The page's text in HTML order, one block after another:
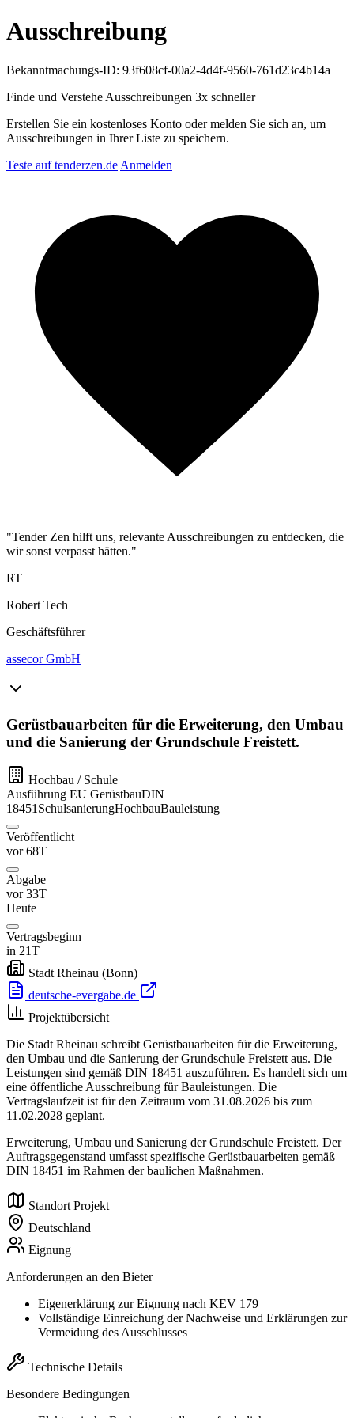
Ausschreibung
Bekanntmachungs-ID: 93f608cf-00a2-4d4f-9560-761d23c4b14a
Finde und Verstehe Ausschreibungen 3x schneller
Erstellen Sie ein kostenloses Konto oder melden Sie sich an, um
Ausschreibungen in Ihrer Liste zu speichern.
Teste auf tenderzen.de Anmelden
"Tender Zen hilft uns, relevante Ausschreibungen zu entdecken, die
wir sonst verpasst hätten."
RT
Robert Tech
Geschäftsführer
assecor GmbH
Gerüstbauarbeiten für die Erweiterung, den Umbau
und die Sanierung der Grundschule Freistett.
Hochbau / Schule
Ausführung EU GerüstbauDIN
18451 SchulsanierungHochbauBauleistung
Veröffentlicht
vor 68T
Abgabe
vor 33T
Heute
Vertragsbeginn
in 21T
Stadt Rheinau (Bonn)
deutsche-evergabe.de
Projektübersicht
Die Stadt Rheinau schreibt Gerüstbauarbeiten für die Erweiterung,
den Umbau und die Sanierung der Grundschule Freistett aus. Die
Leistungen sind gemäß DIN 18451 auszuführen. Es handelt sich um
eine öffentliche Ausschreibung für Bauleistungen. Die
Vertragslaufzeit ist für den Zeitraum vom 31.08.2026 bis zum
11.02.2028 geplant.
Erweiterung, Umbau und Sanierung der Grundschule Freistett. Der
Auftragsgegenstand umfasst spezifische Gerüstbauarbeiten gemäß
DIN 18451 im Rahmen der baulichen Maßnahmen.
Standort Projekt
Deutschland
Eignung
Anforderungen an den Bieter
Eigenerklärung zur Eignung nach KEV 179
Vollständige Einreichung der Nachweise und Erklärungen zur
Vermeidung des Ausschlusses
Technische Details
Besondere Bedingungen